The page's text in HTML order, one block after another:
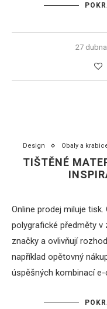
27
Design Obaly a
TIŠTĚNÉ
Online prodej miluje
polygrafické předměty v
značky a ovlivňují
například opětovný
úspěšných kombinací